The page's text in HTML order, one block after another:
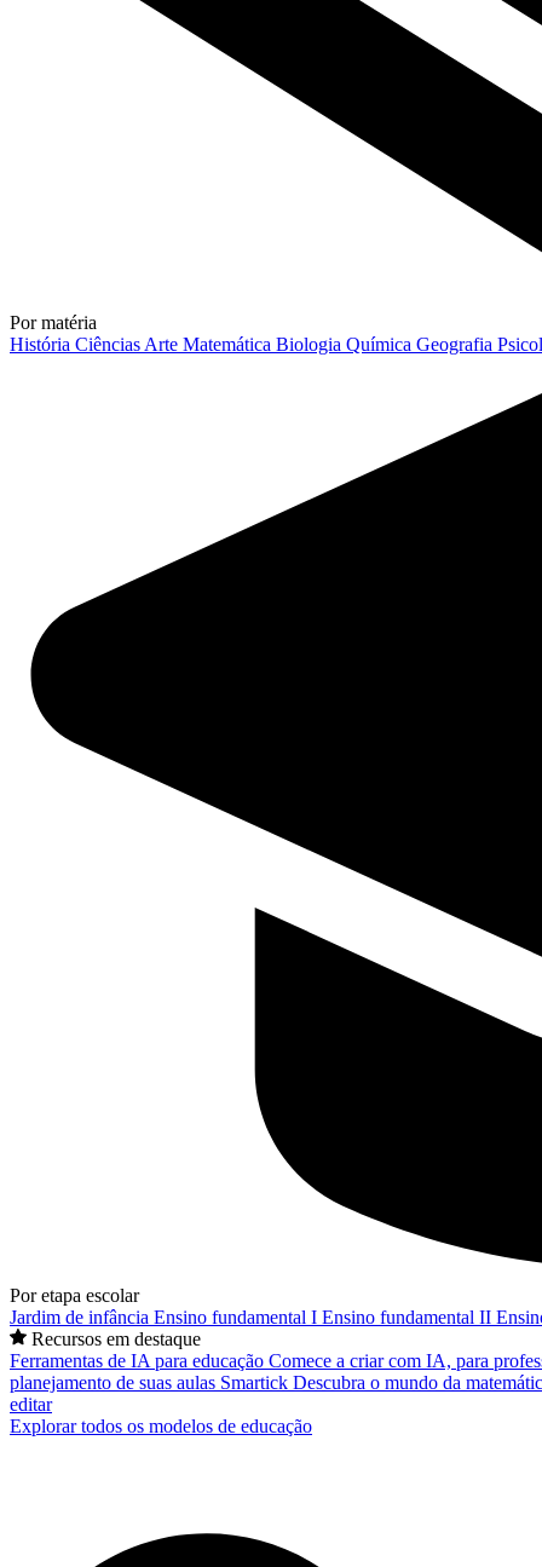
Por matéria
História Ciências Arte Matemática Biologia Química Geografia
Por etapa escolar
Jardim de infância Ensino fundamental I Ensino fundamental II
Recursos em destaque
Ferramentas de IA para educação Comece a criar com IA, para
planejamento de suas aulas Smartick Descubra o mundo da
editar
Explorar todos os modelos de educação